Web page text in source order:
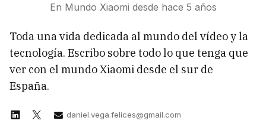
En Mundo Xiaomi desde hace 5 años
Toda una vida dedicada al mundo del vídeo y la
tecnología. Escribo sobre todo lo que tenga que
ver con el mundo Xiaomi desde el sur de
España.
daniel.vega.felices@gmail.com